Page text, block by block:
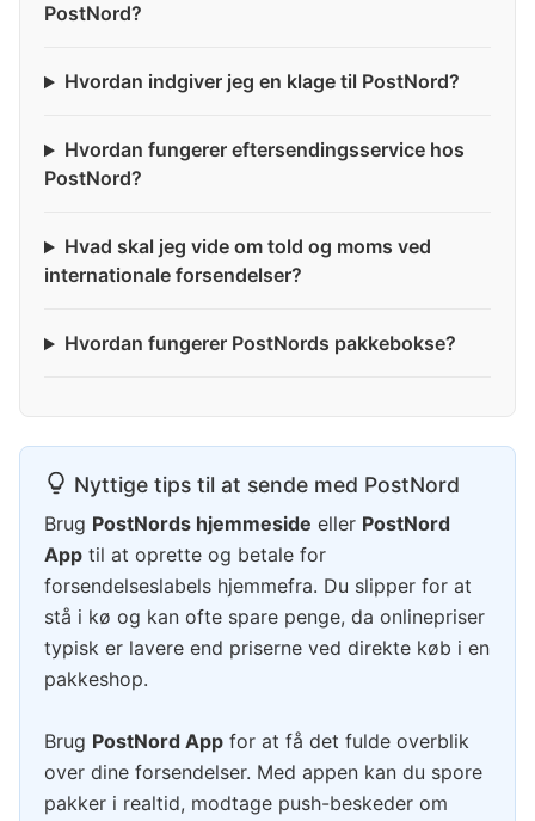
PostNord?
Hvordan indgiver jeg en klage til PostNord?
Hvordan fungerer eftersendingsservice hos
PostNord?
Hvad skal jeg vide om told og moms ved
internationale forsendelser?
Hvordan fungerer PostNords pakkebokse?
Nyttige tips til at sende med PostNord
Brug PostNords hjemmeside eller PostNord
App til at oprette og betale for
forsendelseslabels hjemmefra. Du slipper for at
stå i kø og kan ofte spare penge, da onlinepriser
typisk er lavere end priserne ved direkte køb i en
pakkeshop.
Brug PostNord App for at få det fulde overblik
over dine forsendelser. Med appen kan du spore
pakker i realtid, modtage push-beskeder om